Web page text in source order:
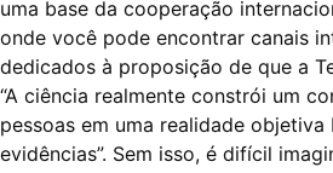
uma base da cooperação
onde você pode encontrar canais
dedicados à proposição de que a
“A ciência realmente constrói um
pessoas em uma realidade objetiva
evidências”. Sem isso, é difícil